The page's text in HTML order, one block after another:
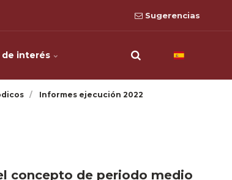
Sugerencias
de interés
Informes ejecución 2022
concepto de periodo medio